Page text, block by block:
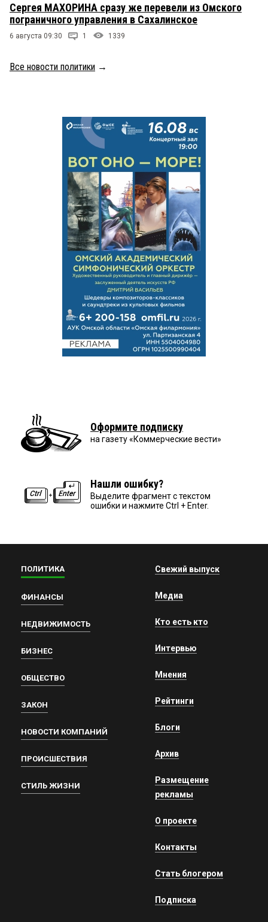
Сергея МАХОРИНА сразу же перевели из Омского
пограничного управления в Сахалинское
6 августа 09:30 1 1339
Все новости политики →
Оформите подписку
на газету «Коммерческие вести»
Нашли ошибку?
Выделите фрагмент с текстом
ошибки и нажмите Ctrl + Enter.
ПОЛИТИКА
ФИНАНСЫ
НЕДВИЖИМОСТЬ
БИЗНЕС
ОБЩЕСТВО
ЗАКОН
НОВОСТИ КОМПАНИЙ
ПРОИСШЕСТВИЯ
СТИЛЬ ЖИЗНИ
Свежий выпуск
Медиа
Кто есть кто
Интервью
Мнения
Рейтинги
Блоги
Архив
Размещение
рекламы
О проекте
Контакты
Стать блогером
Подписка